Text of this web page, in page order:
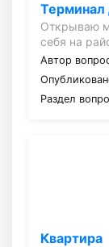
Терминал
Открываю
себя на
Автор
Раздел
Квартира